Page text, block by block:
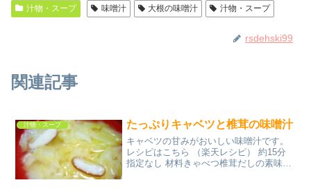
汁物・スープ 味噌汁 大根の味噌汁 汁物・スープ
rsdehski99
関連記事
汁物・スープ たっぷりキャベツと椎茸の味噌汁
キャベツの甘みがおいしい味噌汁です。
レシピはこちら （楽天レシピ） 約15分
指定なし 材料きゃべつ椎茸だしの素味噌